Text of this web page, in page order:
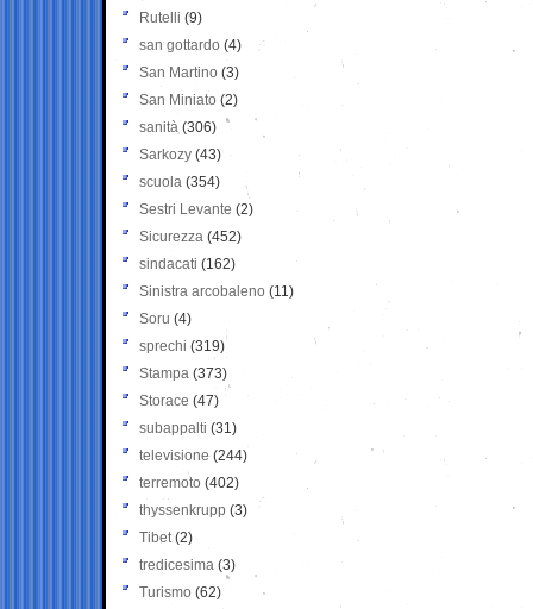
Rutelli (9)
san gottardo (4)
San Martino (3)
San Miniato (2)
sanità (306)
Sarkozy (43)
scuola (354)
Sestri Levante (2)
Sicurezza (452)
sindacati (162)
Sinistra arcobaleno (11)
Soru (4)
sprechi (319)
Stampa (373)
Storace (47)
subappalti (31)
televisione(244)
terremoto (402)
thyssenkrupp (3)
Tibet(2)
tredicesima (3)
Turismo (62)